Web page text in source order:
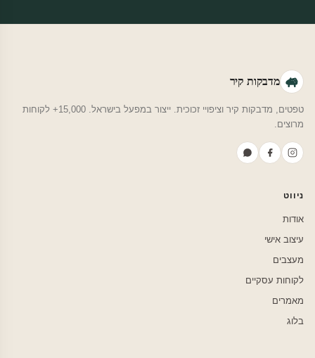
מדבקות קיר
טפטים, מדבקות קיר וציפויי זכוכית. ייצור במפעל בישראל. 15,000+ לקוחות
מרוצים.
ניווט
אודות
עיצוב אישי
מעצבים
לקוחות עסקיים
מאמרים
בלוג